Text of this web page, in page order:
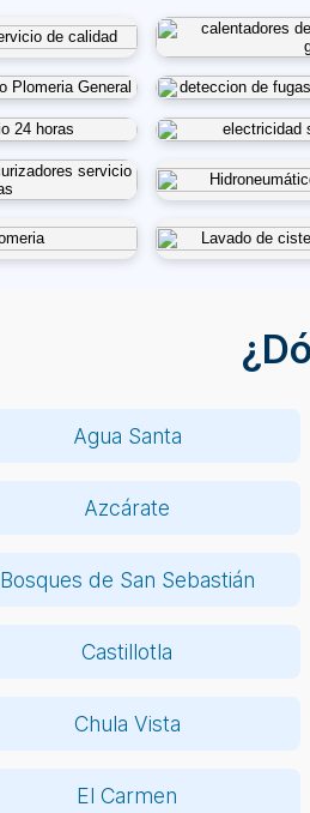
Agua Santa
Azcárate
Bosques de San Sebastián
Castillotla
Chula Vista
El Carmen